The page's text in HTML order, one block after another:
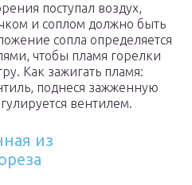
поступал воздух,
и соплом должно быть
сопла определяется
чтобы пламя горелки
Как зажигать пламя:
поднеся зажженную
вентилем.
из